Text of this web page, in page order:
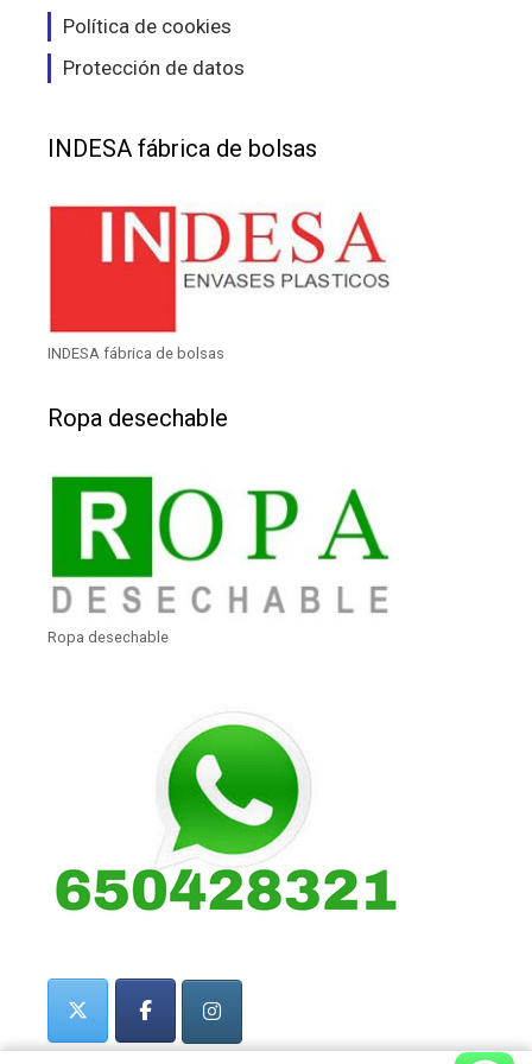
Política de cookies
Protección de datos
INDESA fábrica de bolsas
INDESA fábrica de bolsas
Ropa desechable
Ropa desechable